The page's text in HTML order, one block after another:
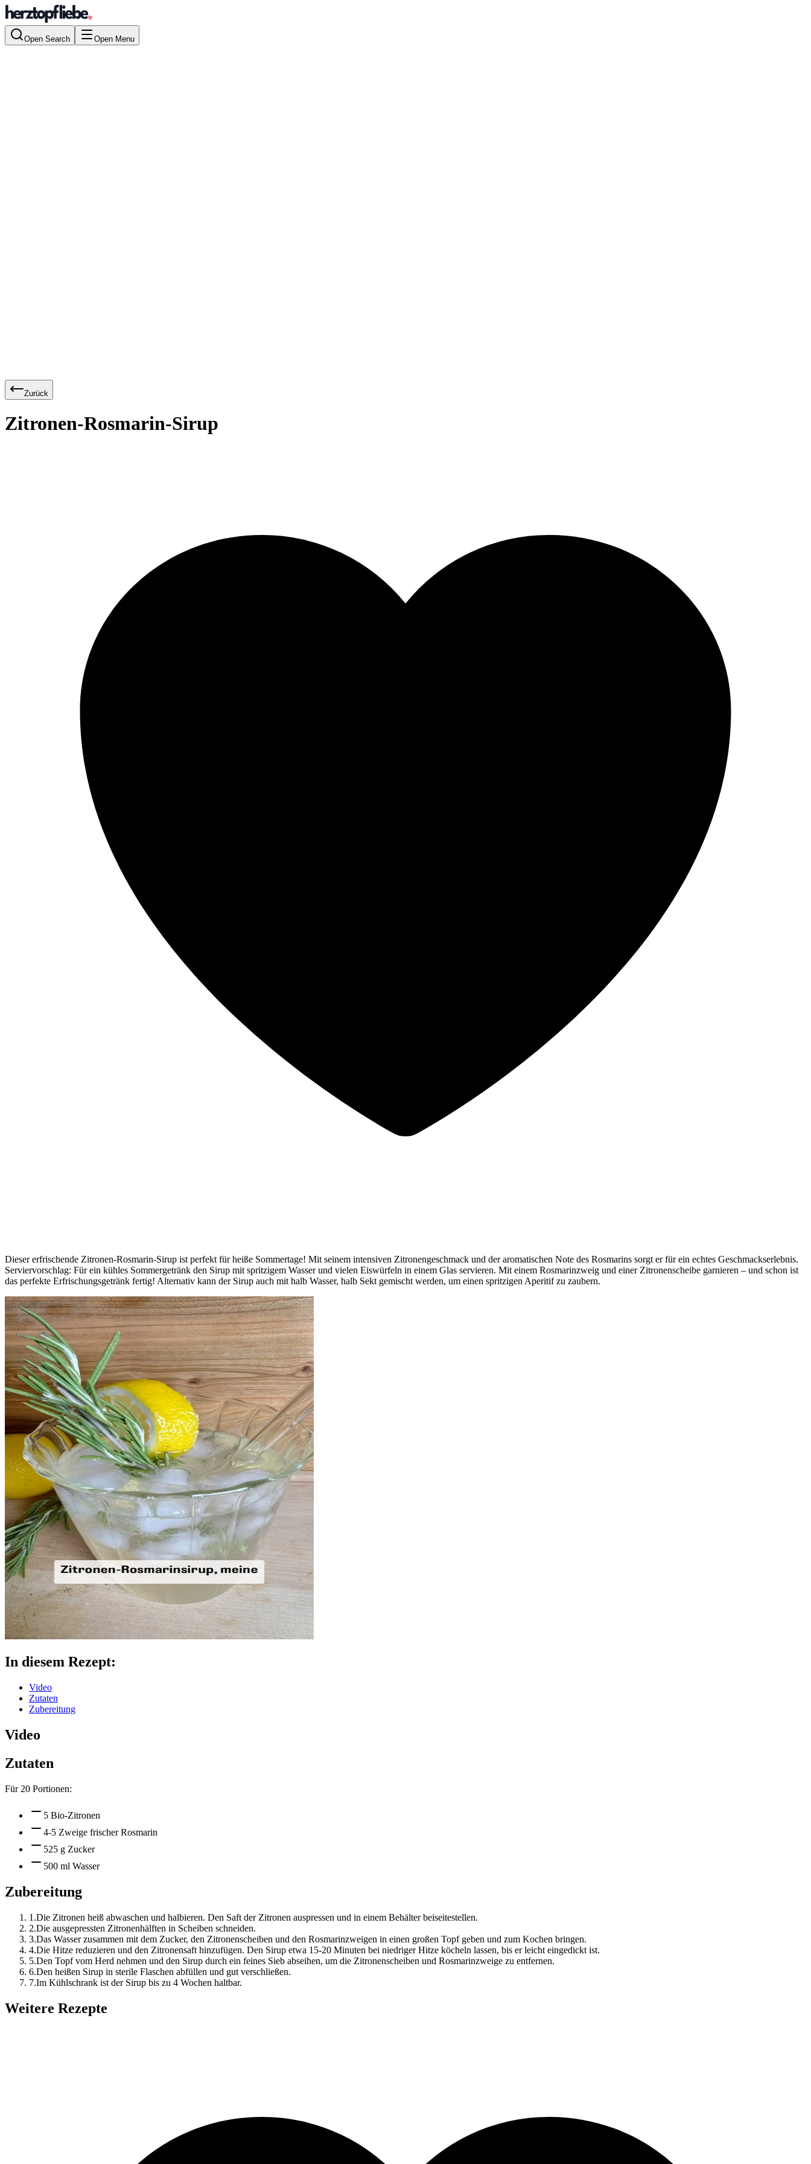
Open Search Open Menu
Zurück
Zitronen-Rosmarin-Sirup
Dieser erfrischende Zitronen-Rosmarin-Sirup ist perfekt für heiße Sommertage! Mit seinem intensiven Zitronengeschmack und der aromatischen Note des Rosmarins sorgt er für ein echtes Geschmackserlebnis.
Serviervorschlag: Für ein kühles Sommergetränk den Sirup mit spritzigem Wasser und vielen Eiswürfeln in einem Glas servieren. Mit einem Rosmarinzweig und einer Zitronenscheibe garnieren – und schon ist
das perfekte Erfrischungsgetränk fertig! Alternativ kann der Sirup auch mit halb Wasser, halb Sekt gemischt werden, um einen spritzigen Aperitif zu zaubern.
In diesem Rezept:
Video
Zutaten
Zubereitung
Video
Zutaten
Für 20 Portionen:
5 Bio-Zitronen
4-5 Zweige frischer Rosmarin
525 g Zucker
500 ml Wasser
Zubereitung
1 .Die Zitronen heiß abwaschen und halbieren. Den Saft der Zitronen auspressen und in einem Behälter beiseitestellen.
2.Die ausgepressten Zitronenhälften in Scheiben schneiden.
3.Das Wasser zusammen mit dem Zucker, den Zitronenscheiben und den Rosmarinzweigen in einen großen Topf geben und zum Kochen bringen.
4.Die Hitze reduzieren und den Zitronensaft hinzufügen. Den Sirup etwa 15-20 Minuten bei niedriger Hitze köcheln lassen, bis er leicht eingedickt ist.
5.Den Topf vom Herd nehmen und den Sirup durch ein feines Sieb abseihen, um die Zitronenscheiben und Rosmarinzweige zu entfernen.
6.Den heißen Sirup in sterile Flaschen abfüllen und gut verschließen.
7.Im Kühlschrank ist der Sirup bis zu 4 Wochen haltbar.
Weitere Rezepte